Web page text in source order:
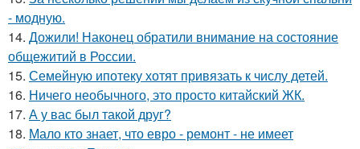
- модную.
14. Дожили! Наконец обратили внимание на состояние
общежитий в России.
15. Семейную ипотеку хотят привязать к числу детей.
16. Ничего необычного, это просто китайский ЖК.
17. А у вас был такой друг?
18. Мало кто знает, что евро - ремонт - не имеет